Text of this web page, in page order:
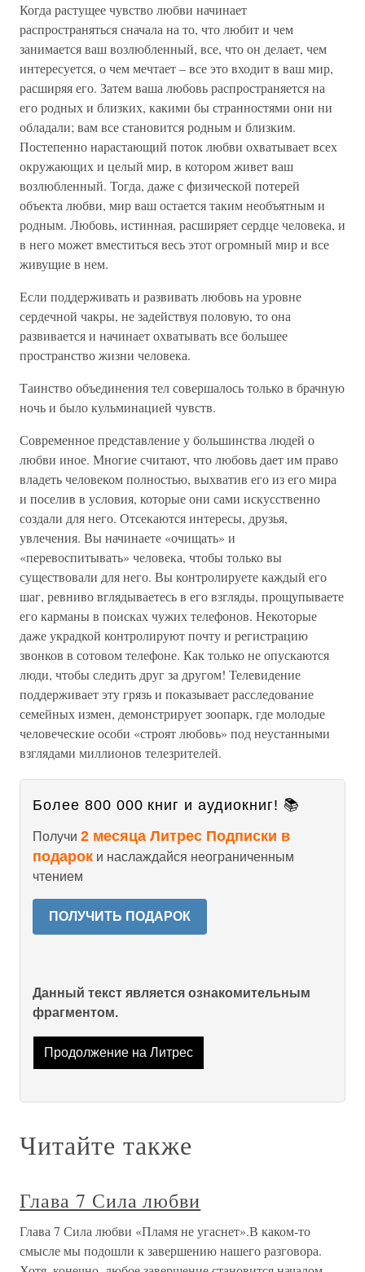
Когда растущее чувство любви начинает
распространяться сначала на то, что любит и чем
занимается ваш возлюбленный, все, что он делает, чем
интересуется, о чем мечтает – все это входит в ваш мир,
расширяя его. Затем ваша любовь распространяется на
его родных и близких, какими бы странностями они ни
обладали; вам все становится родным и близким.
Постепенно нарастающий поток любви охватывает всех
окружающих и целый мир, в котором живет ваш
возлюбленный. Тогда, даже с физической потерей
объекта любви, мир ваш остается таким необъятным и
родным. Любовь, истинная, расширяет сердце человека, и
в него может вместиться весь этот огромный мир и все
живущие в нем.
Если поддерживать и развивать любовь на уровне
сердечной чакры, не задействуя половую, то она
развивается и начинает охватывать все большее
пространство жизни человека.
Таинство объединения тел совершалось только в брачную
ночь и было кульминацией чувств.
Современное представление у большинства людей о
любви иное. Многие считают, что любовь дает им право
владеть человеком полностью, выхватив его из его мира
и поселив в условия, которые они сами искусственно
создали для него. Отсекаются интересы, друзья,
увлечения. Вы начинаете «очищать» и
«перевоспитывать» человека, чтобы только вы
существовали для него. Вы контролируете каждый его
шаг, ревниво вглядываетесь в его взгляды, прощупываете
его карманы в поисках чужих телефонов. Некоторые
даже украдкой контролируют почту и регистрацию
звонков в сотовом телефоне. Как только не опускаются
люди, чтобы следить друг за другом! Телевидение
поддерживает эту грязь и показывает расследование
семейных измен, демонстрирует зоопарк, где молодые
человеческие особи «строят любовь» под неустанными
взглядами миллионов телезрителей.
Более 800 000 книг и аудиокниг! 📚
Получи 2 месяца Литрес Подписки в
подарок и наслаждайся неограниченным
чтением
ПОЛУЧИТЬ ПОДАРОК
Данный текст является ознакомительным
фрагментом.
Продолжение на Литрес
Читайте также
Глава 7 Сила любви
Глава 7 Сила любви «Пламя не угаснет».В каком-то
смысле мы подошли к завершению нашего разговора.